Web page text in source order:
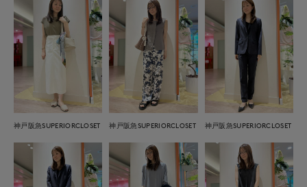
神戸阪急SUPERIORCLOSET 神戸阪急SUPERIORCLOSET 神戸阪急SUPERIORCLOSET